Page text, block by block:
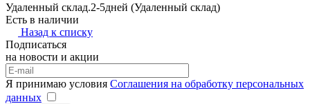
Удаленный склад.2-5дней (Удаленный склад)
Есть в наличии
Назад к списку
Подписаться
на новости и акции
Я принимаю условия Соглашения на обработку персональных
данных